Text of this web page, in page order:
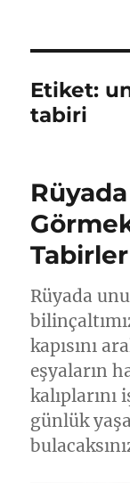
Etiket:
tabiri
Tabirler
Rüyada
kapısını
eşyaların
günlük